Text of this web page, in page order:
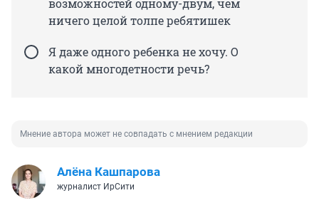
возможностей одному-двум, чем
ничего целой толпе ребятишек
Я даже одного ребенка не хочу. О
какой многодетности речь?
Мнение автора может не совпадать с мнением редакции
Алёна Кашпарова
журналист ИрСити